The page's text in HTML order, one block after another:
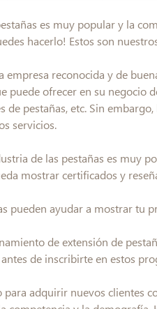
es muy popular y la
hacerlo! Estos son
empresa reconocida y de
puede ofrecer en su negocio
de pestañas, etc. Sin
servicios.
de las pestañas es muy
mostrar certificados y
pueden ayudar a mostrar tu
de extensión de
de inscribirte en estos
adquirir nuevos clientes